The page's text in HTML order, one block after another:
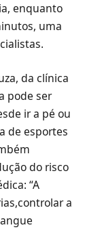
enquanto
uma
da clínica
pode ser
ir a pé ou
de esportes
do risco
“A
a